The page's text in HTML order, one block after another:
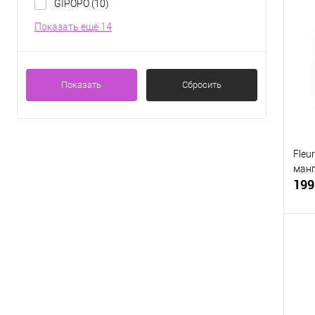
GIPOPO (10)
Показать ещё 14
Показать Сбросить